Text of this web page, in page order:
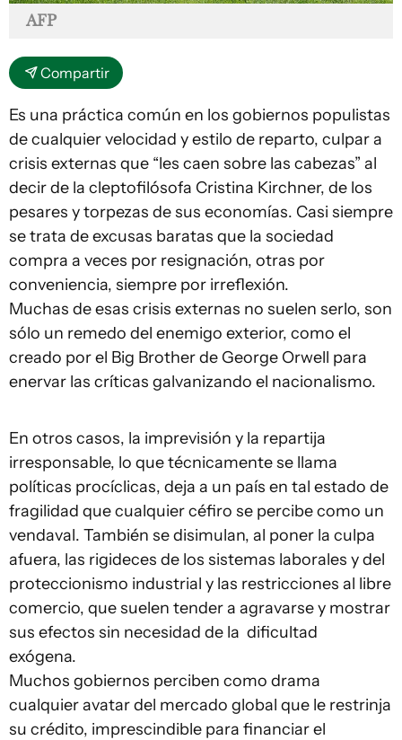
AFP
Compartir
Es una práctica común en los gobiernos populistas
de cualquier velocidad y estilo de reparto, culpar a
crisis externas que “les caen sobre las cabezas” al
decir de la cleptofilósofa Cristina Kirchner, de los
pesares y torpezas de sus economías. Casi siempre
se trata de excusas baratas que la sociedad
compra a veces por resignación, otras por
conveniencia, siempre por irreflexión.
Muchas de esas crisis externas no suelen serlo, son
sólo un remedo del enemigo exterior, como el
creado por el Big Brother de George Orwell para
enervar las críticas galvanizando el nacionalismo.
En otros casos, la imprevisión y la repartija
irresponsable, lo que técnicamente se llama
políticas procíclicas, deja a un país en tal estado de
fragilidad que cualquier céfiro se percibe como un
vendaval. También se disimulan, al poner la culpa
afuera, las rigideces de los sistemas laborales y del
proteccionismo industrial y las restricciones al libre
comercio, que suelen tender a agravarse y mostrar
sus efectos sin necesidad de la dificultad
exógena.
Muchos gobiernos perciben como drama
cualquier avatar del mercado global que le restrinja
su crédito, imprescindible para financiar el